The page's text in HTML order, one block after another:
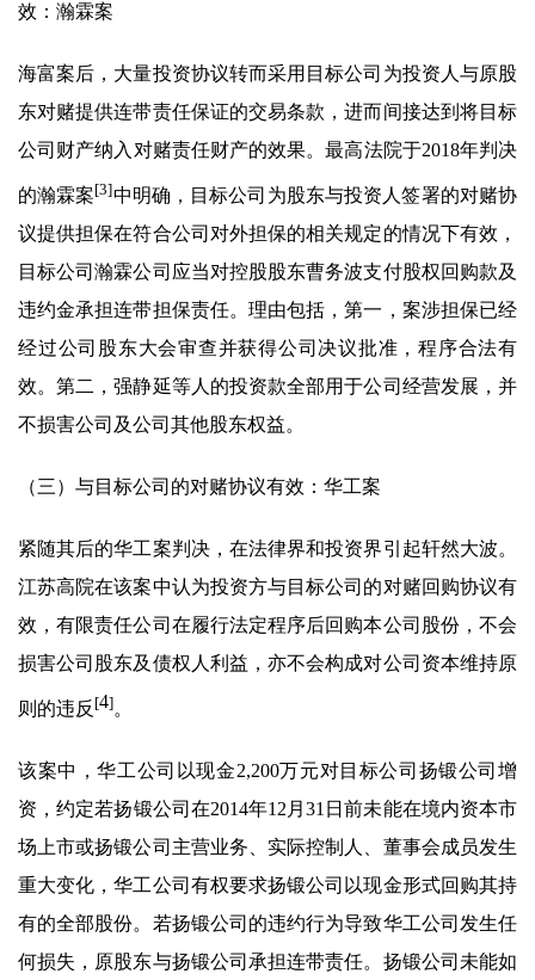
效：瀚霖案
海富案后，大量投资协议转而采用目标公司为投资人与原股
东对赌提供连带责任保证的交易条款，进而间接达到将目标
公司财产纳入对赌责任财产的效果。最高法院于2018年判决
的瀚霖案[3]中明确，目标公司为股东与投资人签署的对赌协
议提供担保在符合公司对外担保的相关规定的情况下有效，
目标公司瀚霖公司应当对控股股东曹务波支付股权回购款及
违约金承担连带担保责任。理由包括，第一，案涉担保已经
经过公司股东大会审查并获得公司决议批准，程序合法有
效。第二，强静延等人的投资款全部用于公司经营发展，并
不损害公司及公司其他股东权益。
（三）与目标公司的对赌协议有效：华工案
紧随其后的华工案判决，在法律界和投资界引起轩然大波。
江苏高院在该案中认为投资方与目标公司的对赌回购协议有
效，有限责任公司在履行法定程序后回购本公司股份，不会
损害公司股东及债权人利益，亦不会构成对公司资本维持原
则的违反 [4]。
该案中，华工公司以现金2,200万元对目标公司扬锻公司增
资，约定若扬锻公司在2014年12月31日前未能在境内资本市
场上市或扬锻公司主营业务、实际控制人、董事会成员发生
重大变化，华工公司有权要求扬锻公司以现金形式回购其持
有的全部股份。若扬锻公司的违约行为导致华工公司发生任
何损失，原股东与扬锻公司承担连带责任。扬锻公司未能如